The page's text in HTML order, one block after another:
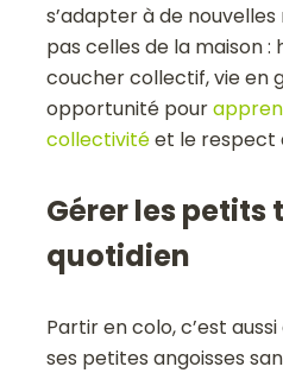
s’adapter à de
pas celles de la maison :
coucher collectif, vie en
opportunité pour
collectivitéet le respect
Gérer les petits
quotidien
Partir en colo, c’est
ses petites angoisses